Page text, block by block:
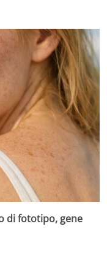
di fototipo, gene